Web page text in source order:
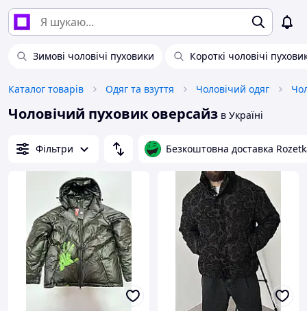
Зимові чоловічі пуховики Короткі чоловічі
Каталог товарів Одяг та взуття Чоловічий одяг
Чоловічий пуховик оверсайз в Україні
Фільтри Безкоштовна доставка